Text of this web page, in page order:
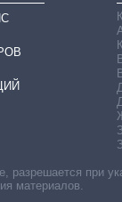
при
материалов.